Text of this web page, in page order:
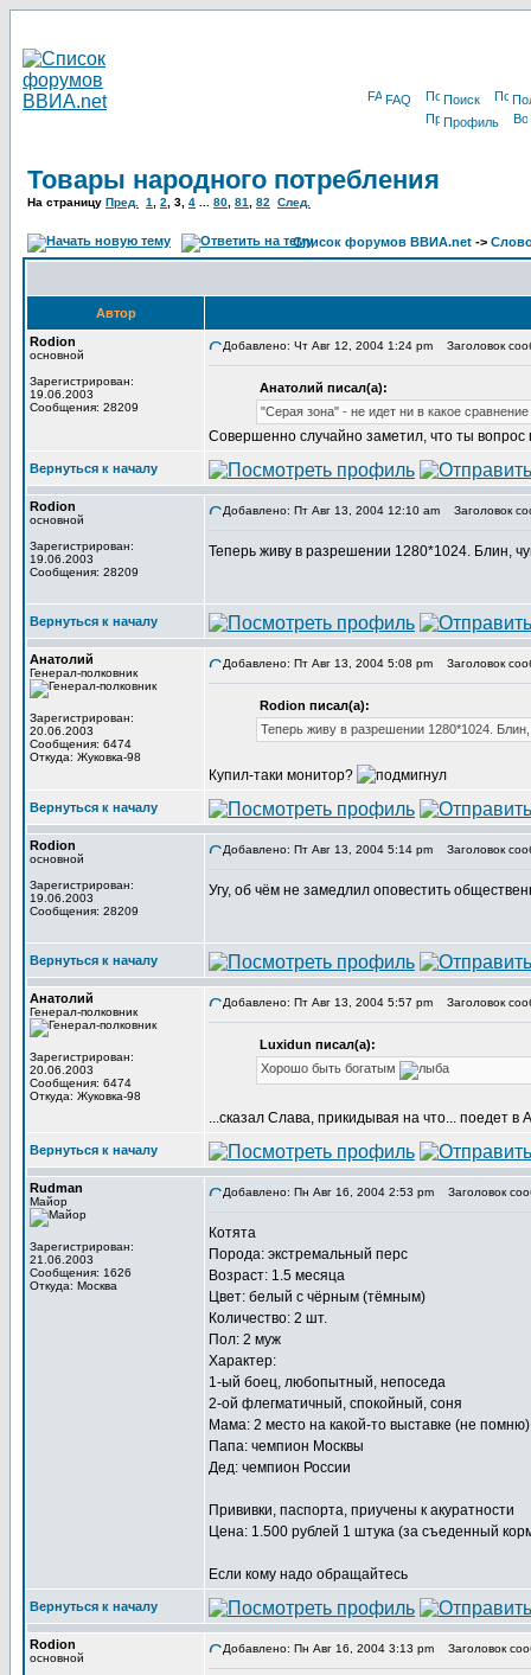
FAQ Поиск
Профиль
Товары народного потребления
На страницу Пред. 1 2 3 4 80 81 82 След.
Список форумов ВВИА.net ->
Автор
Rodion
основной
Зарегистрирован:
19.06.2003
Сообщения: 28209
Добавлено: Чт Авг 12, 2004 1:24 pm Заголовок
Анатолий писал(а):
"Серая зона" - не идет ни в какое
Совершенно случайно заметил, что ты
Вернуться к началу
Rodion
основной
Зарегистрирован:
19.06.2003
Сообщения: 28209
Добавлено: Пт Авг 13, 2004 12:10 am Заголовок
Теперь живу в разрешении 1280*1024. Блин,
Вернуться к началу
Анатолий
Генерал-полковник
Зарегистрирован:
20.06.2003
Сообщения: 6474
Откуда: Жуковка-98
Добавлено: Пт Авг 13, 2004 5:08 pm Заголовок
Rodion писал(а):
Теперь живу в разрешении 1280*1024.
Купил-таки монитор?
Вернуться к началу
Rodion
основной
Зарегистрирован:
19.06.2003
Сообщения: 28209
Добавлено: Пт Авг 13, 2004 5:14 pm Заголовок
Угу, об чём не замедлил оповестить
Вернуться к началу
Анатолий
Генерал-полковник
Зарегистрирован:
20.06.2003
Сообщения: 6474
Откуда: Жуковка-98
Добавлено: Пт Авг 13, 2004 5:57 pm Заголовок
Luxidun писал(а):
Хорошо быть богатым
...сказал Слава, прикидывая на что... поедет в
Вернуться к началу
Rudman
Майор
Зарегистрирован:
21.06.2003
Сообщения: 1626
Откуда: Москва
Добавлено: Пн Авг 16, 2004 2:53 pm Заголовок
Котята
Порода: экстремальный перс
Возраст: 1.5 месяца
Цвет: белый с чёрным (тёмным)
Количество: 2 шт.
Пол: 2 муж
Характер:
1-ый боец, любопытный, непоседа
2-ой флегматичный, спокойный, соня
Мама: 2 место на какой-то выставке (не помню)
Папа: чемпион Москвы
Дед: чемпион России
Прививки, паспорта, приучены к акуратности
Цена: 1.500 рублей 1 штука (за съеденный
Если кому надо обращайтесь
Вернуться к началу
Rodion
основной
Добавлено: Пн Авг 16, 2004 3:13 pm Заголовок